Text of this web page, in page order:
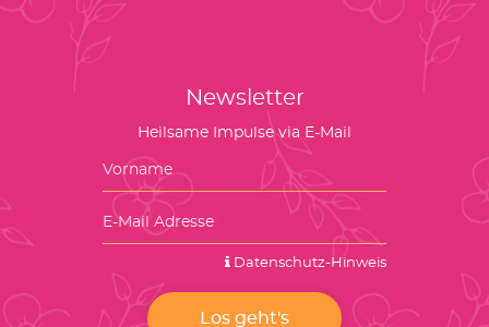
Newsletter
Heilsame Impulse via E-Mail
Datenschutz-Hinweis